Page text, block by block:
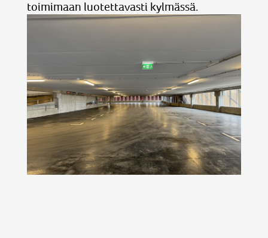
toimimaan luotettavasti kylmässä.